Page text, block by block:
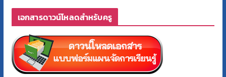
เอกสารดาวน์โหลดสำหรับครู